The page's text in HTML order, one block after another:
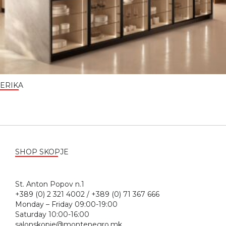
ERIKA
SHOP SKOPJE
St. Anton Popov n.1
+389 (0) 2 321 4002 / +389 (0) 71 367 666
Monday – Friday 09:00-19:00
Saturday 10:00-16:00